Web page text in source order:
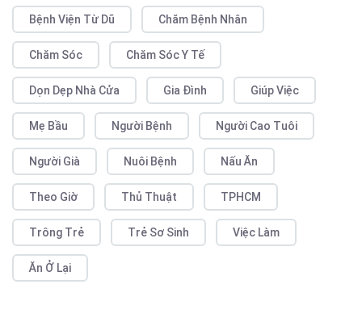
Bệnh Viện Từ Dũ Chăm Bệnh Nhân
Chăm Sóc Chăm Sóc Y Tế
Dọn Dẹp Nhà Cửa Gia Đình Giúp Việc
Mẹ Bầu Người Bệnh Người Cao Tuôi
Người Già Nuôi Bệnh Nấu Ăn
Theo Giờ Thủ Thuật TPHCM
Trông Trẻ Trẻ Sơ Sinh Việc Làm
Ăn Ở Lại